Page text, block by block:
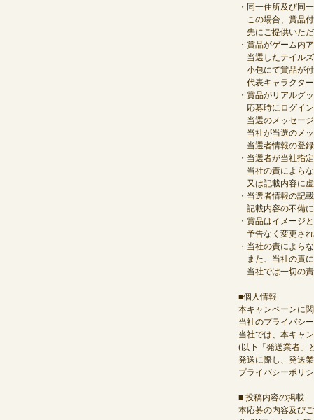
・同一住所及び同
この場合、賞品
先にご提供いた
・賞品がゲーム内
当選したテイル
小包にて賞品が
代表キャラクタ
・賞品がリアルグ
応募時にログイ
当選のメッセー
当社が当選のメ
当選者情報の登
・当選者が当社指
当社の責によら
又は記載内容に
・当選者情報の記
記載内容の不備
・賞品はイメージ
予告なく変更さ
・当社の責によら
また、当社の責
当社では一切の
■個人情報
本キャンペーンに
当社のプライバシ
当社では、本キャ
(以下「発送業者」
発送に際し、発送
プライバシーポリ
■ 投稿内容の掲載
本応募の内容及び